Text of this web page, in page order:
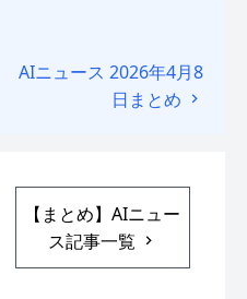
AIニュース 2026年4月8
日まとめ
【まとめ】AIニュー
ス記事一覧